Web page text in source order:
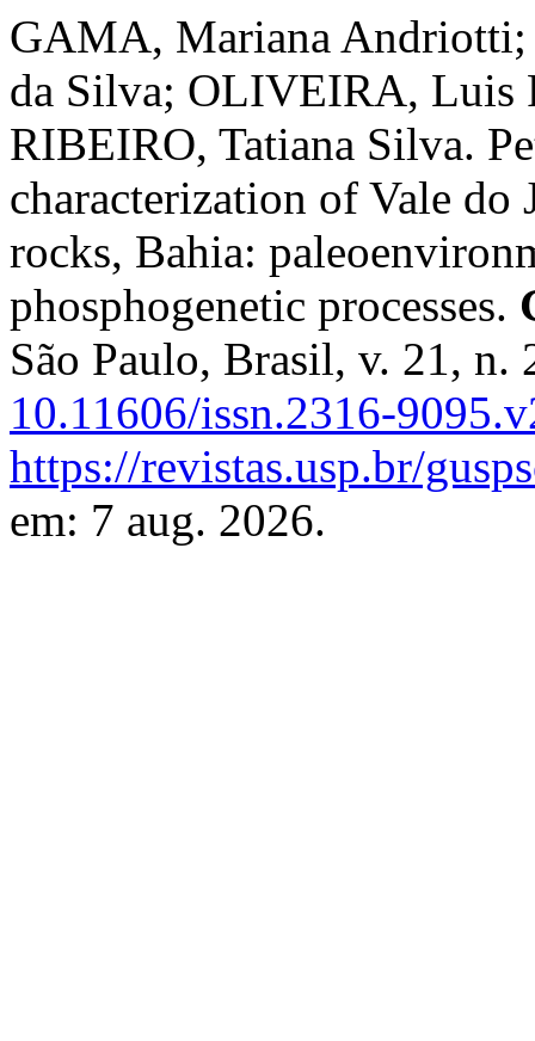
GAMA, Mariana
da Silva; OLIVEIRA, Luis
RIBEIRO, Tatiana Silva.
characterization of Vale do
rocks, Bahia:
phosphogenetic processes.
São Paulo, Brasil, v. 21,
10.11606/issn.2316-
https://revistas.usp.br/
em: 7 aug. 2026.